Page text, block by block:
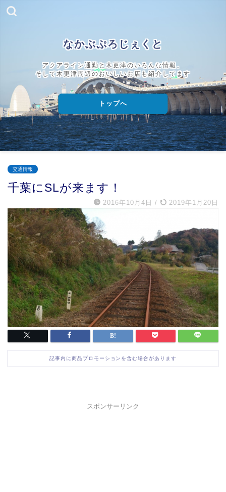
なかぶぷろじぇくと
アクアライン通勤と木更津のいろんな情報、
そして木更津周辺のおいしいお店も紹介してます
トップへ
交通情報
千葉にSLが来ます！
2016年10月4日 / 2019年1月20日
記事内に商品プロモーションを含む場合があります
スポンサーリンク